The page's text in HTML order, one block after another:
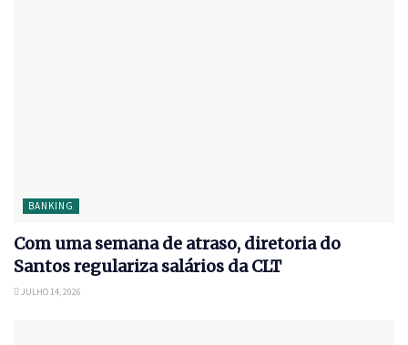
BANKING
Com uma semana de atraso, diretoria do
Santos regulariza salários da CLT
JULHO 14, 2026